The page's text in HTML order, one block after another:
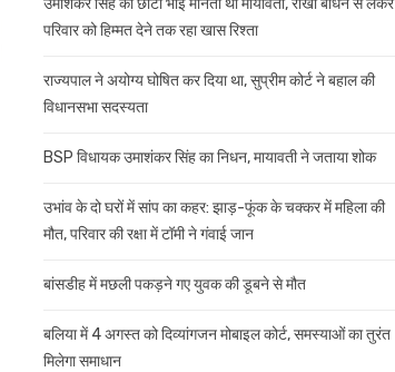
उमाशंकर सिंह को छोटा भाई मानती थीं मायावती, राखी बांधने से लेकर
परिवार को हिम्मत देने तक रहा खास रिश्ता
राज्यपाल ने अयोग्य घोषित कर दिया था, सुप्रीम कोर्ट ने बहाल की
विधानसभा सदस्यता
BSP विधायक उमाशंकर सिंह का निधन, मायावती ने जताया शोक
उभांव के दो घरों में सांप का कहर: झाड़-फूंक के चक्कर में महिला की
मौत, परिवार की रक्षा में टॉमी ने गंवाई जान
बांसडीह में मछली पकड़ने गए युवक की डूबने से मौत
बलिया में 4 अगस्त को दिव्यांगजन मोबाइल कोर्ट, समस्याओं का तुरंत
मिलेगा समाधान